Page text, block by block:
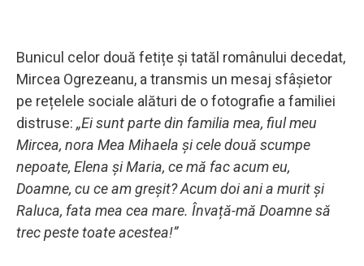
Bunicul celor două fetițe și tatăl românului decedat,
Mircea Ogrezeanu, a transmis un mesaj sfâșietor
pe rețelele sociale alături de o fotografie a familiei
distruse: „Ei sunt parte din familia mea, fiul meu
Mircea, nora Mea Mihaela și cele două scumpe
nepoate, Elena și Maria, ce mă fac acum eu,
Doamne, cu ce am greșit? Acum doi ani a murit și
Raluca, fata mea cea mare. Învață-mă Doamne să
trec peste toate acestea!”